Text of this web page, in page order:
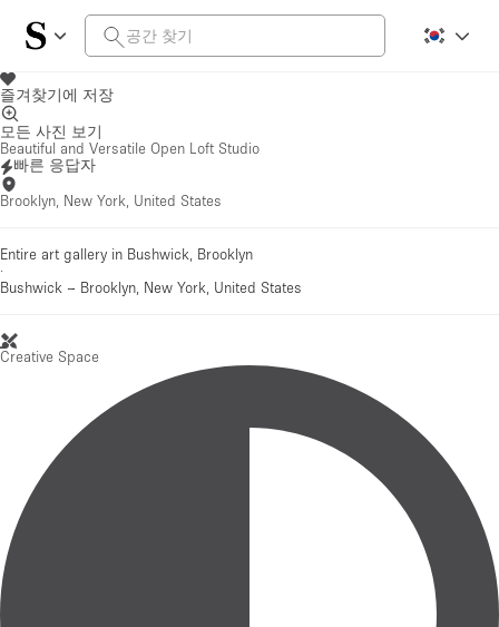
즐겨찾기에 저장
모든 사진 보기
Beautiful and Versatile Open Loft Studio
빠른 응답자
Brooklyn, New York, United States
Entire art gallery in Bushwick, Brooklyn
·
Bushwick – Brooklyn, New York, United States
Creative Space